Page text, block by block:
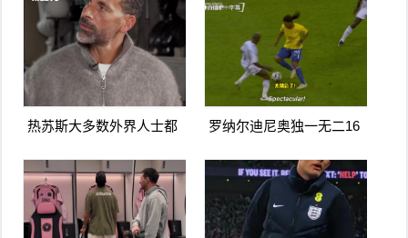
远角破门
热苏斯大多数外界人士都
么
罗纳尔迪尼奥独一无二16
糕时刻